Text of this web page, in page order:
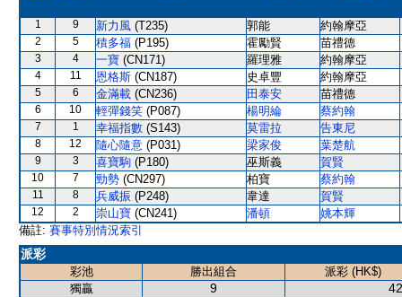
1 9 新力風 (T235) 郭能 約翰摩亞
2 5 積多福 (P195) 霍勵賢 苗禮德
3 4 一寶 (CN171) 羅理雅 約翰摩亞
4 11 恩格斯 (CN187) 史卓豐 約翰摩亞
5 6 金滿載 (CN236) 田泰安 苗禮德
6 10 輕彈錢笑 (P087) 楊明綸 蔡約翰
7 1 幸福指數 (S143) 莫雷拉 告東尼
8 12 隨心隨意 (P031) 梁家俊 葉楚航
9 3 喜寶駒 (P180) 巫斯義 賀賢
10 7 勁勢 (CN297) 柏寶 蔡約翰
11 8 兵威振 (P248) 韋達 賀賢
12 2 崇山寶 (CN241) 潘頓
姚本輝
備註: 賽事特別情況索引
派彩
彩池 勝出組合
派彩 (HK$)
獨贏
9